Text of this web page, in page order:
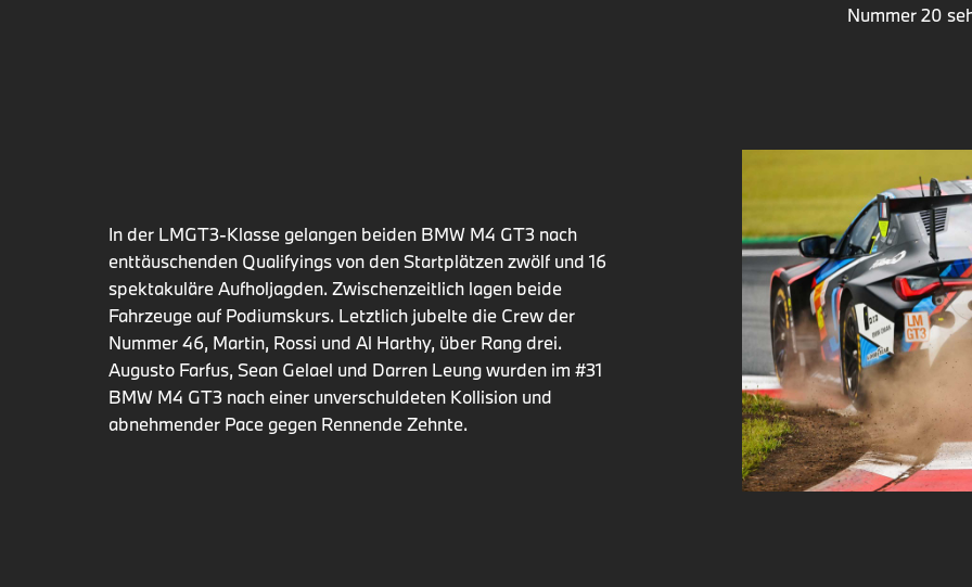
Nummer 20
In der LMGT3-Klasse gelangen beiden BMW M4 GT3 nach
enttäuschenden Qualifyings von den Startplätzen zwölf und 16
spektakuläre Aufholjagden. Zwischenzeitlich lagen beide
Fahrzeuge auf Podiumskurs. Letztlich jubelte die Crew der
Nummer 46, Martin, Rossi und Al Harthy, über Rang drei.
Augusto Farfus, Sean Gelael und Darren Leung wurden im #31
BMW M4 GT3 nach einer unverschuldeten Kollision und
abnehmender Pace gegen Rennende Zehnte.